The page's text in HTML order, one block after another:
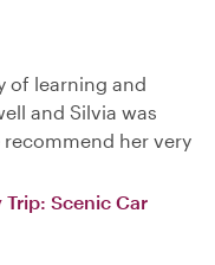
of learning and
and Silvia was
her very
Trip: Scenic Car